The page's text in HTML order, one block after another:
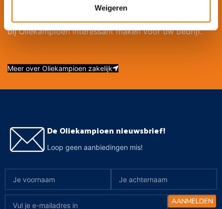
Weigeren
het brede assortiment, de ruime voorraad en Service
XXL kunnen we een aantal extra’s bieden die bestellen
bij Oliekampioen interessant maken voor uw bedrijf.
Meer over Oliekampioen zakelijk
De Oliekampioen nieuwsbrief!
Loop geen aanbiedingen mis!